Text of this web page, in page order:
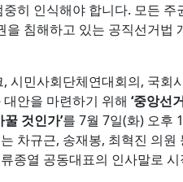
히 인식해야 합니다. 모든
을 침해하고 있는 공직선거법
시민사회단체연대회의, 국회
안을 마련하기 위해 ‘중앙선
것인가’를 7월 7일(화) 오후
차규근, 송재봉, 최혁진 의
종열 공동대표의 인사말로